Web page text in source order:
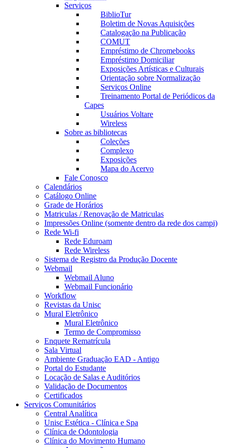
Serviços
BiblioTur
Boletim de Novas Aquisições
Catalogação na Publicação
COMUT
Empréstimo de Chromebooks
Empréstimo Domiciliar
Exposições Artísticas e Culturais
Orientação sobre Normalização
Serviços Online
Treinamento Portal de Periódicos da
Capes
Usuários Voltare
Wireless
Sobre as bibliotecas
Coleções
Complexo
Exposições
Mapa do Acervo
Fale Conosco
Calendários
Catálogo Online
Grade de Horários
Matriculas / Renovação de Matriculas
Impressões Online (somente dentro da rede dos campi)
Rede Wi-fi
Rede Eduroam
Rede Wireless
Sistema de Registro da Produção Docente
Webmail
Webmail Aluno
Webmail Funcionário
Workflow
Revistas da Unisc
Mural Eletrônico
Mural Eletrônico
Termo de Compromisso
Enquete Rematrícula
Sala Virtual
Ambiente Graduação EAD - Antigo
Portal do Estudante
Locação de Salas e Auditórios
Validação de Documentos
Certificados
Serviços Comunitários
Central Analítica
Unisc Estética - Clínica e Spa
Clínica de Odontologia
Clínica do Movimento Humano